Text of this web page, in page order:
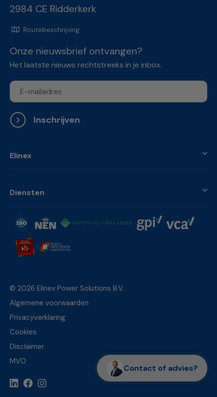
Contact of advies?
2984 CE Ridderkerk
Routebeschrijving
Onze nieuwsbrief ontvangen?
Het laatste nieuws rechtstreeks in je inbox.
Inschrijven
Elinex
Diensten
© 2026 Elinex Power Solutions B.V.
Algemene voorwaarden
Privacyverklaring
Cookies
Disclaimer
MVO